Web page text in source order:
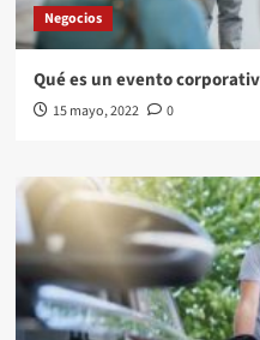
Negocios
Qué es un evento
15 mayo, 2022 0